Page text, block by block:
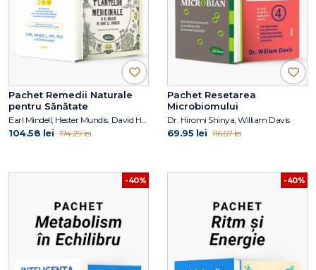
Pachet Remedii Naturale
pentru Sănătate
Earl Mindell, Hester Mundis, David Hoffmann
104.58 lei 174.29 lei
Pachet Resetarea
Microbiomului
Dr. Hiromi Shinya, William Davis
69.95 lei 116.57 lei
-40% -40%